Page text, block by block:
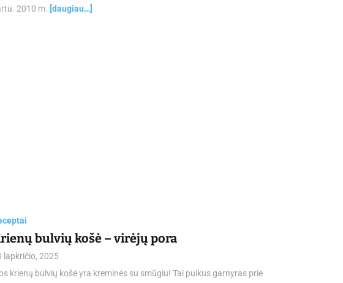
2010 m. [daugiau…]
bulvių košė – virėjų pora
lapkričio, 2025
krienų bulvių košė yra kreminės su smūgiu! Tai puikus garnyras prie